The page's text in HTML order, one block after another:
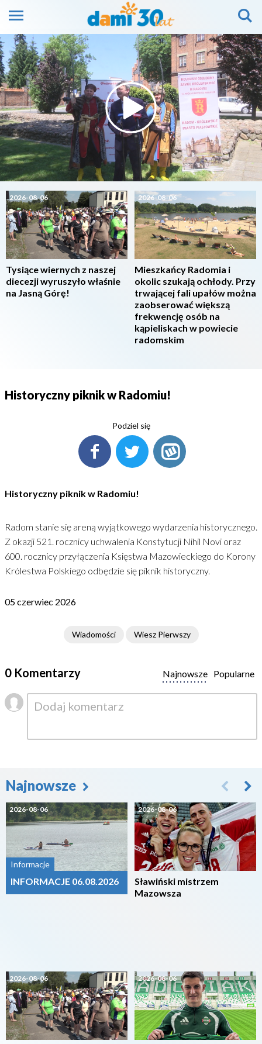
2026-08-06
Tysiące wiernych z naszej
diecezji wyruszyło właśnie
na Jasną Górę!
2026-08-06
Mieszkańcy Radomia i
okolic szukają ochłody. Przy
trwającej fali upałów można
zaobserować większą
frekwencję osób na
kąpieliskach w powiecie
radomskim
Historyczny piknik w Radomiu!
Podziel się
Historyczny piknik w Radomiu!
Radom stanie się areną wyjątkowego wydarzenia historycznego.
Z okazji 521. rocznicy uchwalenia Konstytucji Nihil Novi oraz
600. rocznicy przyłączenia Księstwa Mazowieckiego do Korony
Królestwa Polskiego odbędzie się piknik historyczny.
05 czerwiec 2026
Wiadomości Wiesz Pierwszy
0 Komentarzy Popularne
Najnowsze
Najnowsze
2026-08-06
Informacje
INFORMACJE 06.08.2026
2026-08-06
2026-08-06
Sławiński mistrzem
Mazowsza
2026-08-06